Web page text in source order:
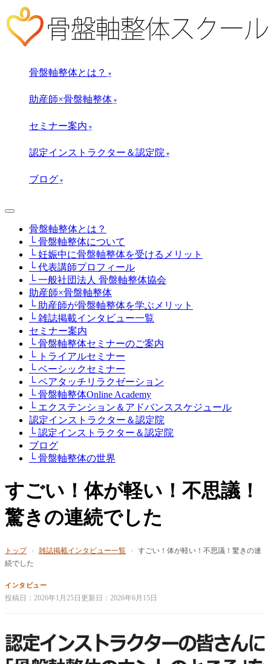
骨盤軸整体とは？ ▾
助産師×骨盤軸整体 ▾
セミナー案内 ▾
認定インストラクター＆認定院 ▾
ブログ ▾
骨盤軸整体とは？
└ 骨盤軸整体について
└ 妊娠中に骨盤軸整体を受けるメリット
└ 代表講師プロフィール
└ 一般社団法人 骨盤軸整体協会
助産師×骨盤軸整体
└ 助産師が骨盤軸整体を学ぶメリット
└ 雑誌掲載インタビュー一覧
セミナー案内
└ 骨盤軸整体セミナーのご案内
└ トライアルセミナー
└ ベーシックセミナー
└ ペアタッチリラクゼーション
└ 骨盤軸整体Online Academy
└ エクステンション＆アドバンススケジュール
認定インストラクター＆認定院
└ 認定インストラクター＆認定院
ブログ
└ 骨盤軸整体の世界
すごい！体が軽い！不思議！
驚きの連続でした
トップ › 雑誌掲載インタビュー一覧 ›
すごい！体が軽い！不思議！驚きの連
続でした
インタビュー
投稿日： 2026年1月25日 更新日： 2026年6月15日